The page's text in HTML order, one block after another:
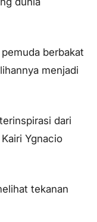
berbakat
menjadi
dari
Ygnacio
tekanan